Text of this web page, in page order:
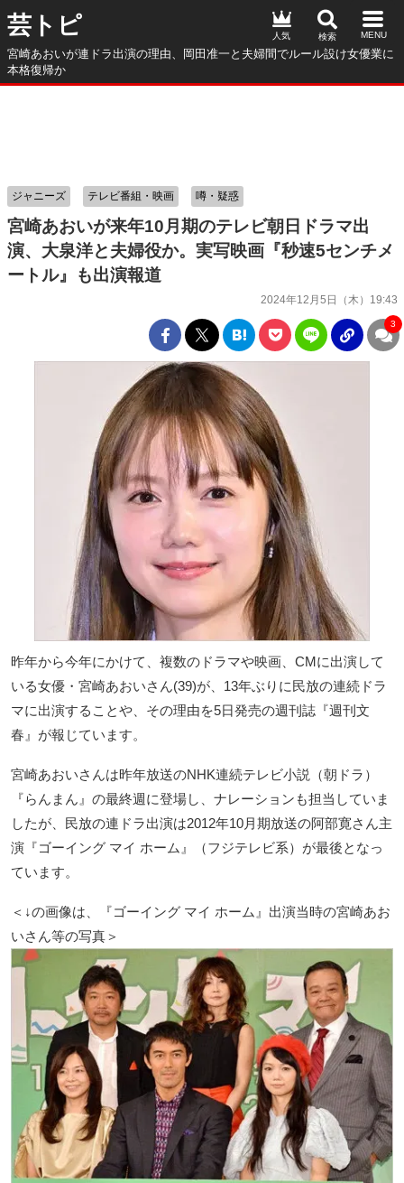
芸トピ
宮崎あおいが連ドラ出演の理由、岡田准一と夫婦間でルール設け女優業に
本格復帰か
人気
宮崎あおいが来年10月期のテレビ朝日ドラマ出
演、大泉洋と夫婦役か。実写映画『秒速5センチメ
ートル』も出演報道
2024年12月5日（木）19:43
ジャニーズ テレビ番組・映画 噂・疑惑
3
昨年から今年にかけて、複数のドラマや映画、CMに出演して
いる女優・宮崎あおいさん(39)が、13年ぶりに民放の連続ドラ
マに出演することや、その理由を5日発売の週刊誌『週刊文
春』が報じています。
宮崎あおいさんは昨年放送のNHK連続テレビ小説（朝ドラ）
『らんまん』の最終週に登場し、ナレーションも担当していま
したが、民放の連ドラ出演は2012年10月期放送の阿部寛さん主
演『ゴーイング マイ ホーム』（フジテレビ系）が最後となっ
ています。
＜↓の画像は、『ゴーイング マイ ホーム』出演当時の宮崎あお
いさん等の写真＞